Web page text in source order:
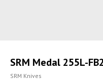
SRM Medal 255L-FB2
SRM Knives